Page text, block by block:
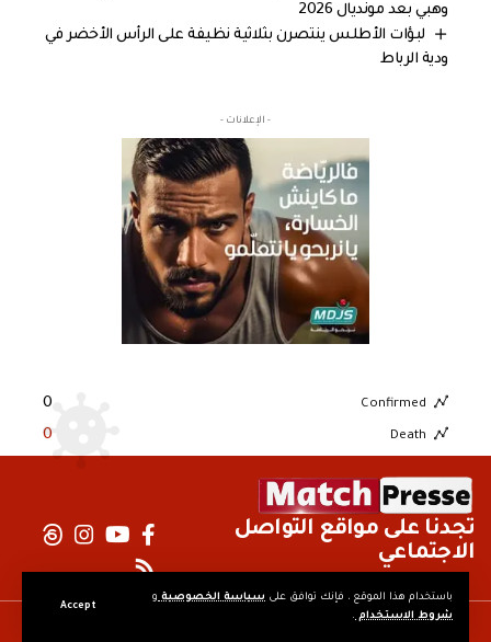
باستخدام هذا الموقع ، فإنك توافق على سياسة الخصوصية و
شروط الاستخدام .
Accept
وهبي بعد مونديال 2026
لبؤات الأطلس ينتصرن بثلاثية نظيفة على الرأس الأخضر في
ودية الرباط
- الإعلانات -
Confirmed
0
Death
0
تجدنا على مواقع التواصل
الاجتماعي